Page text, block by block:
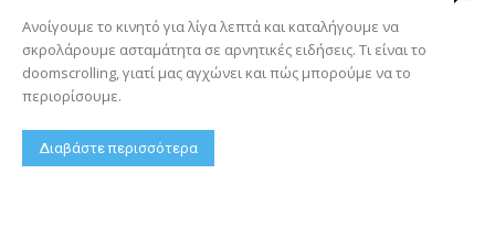
Ανοίγουμε το κινητό για λίγα λεπτά και καταλήγουμε να
σκρολάρουμε ασταμάτητα σε αρνητικές ειδήσεις. Τι είναι το
doomscrolling, γιατί μας αγχώνει και πώς μπορούμε να το
περιορίσουμε.
Διαβάστε περισσότερα